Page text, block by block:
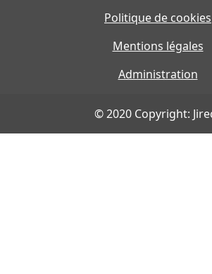
Politique de cookies
Mentions légales
Administration
© 2020 Copyright: